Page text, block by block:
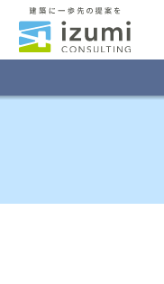
グ
ロ
ー